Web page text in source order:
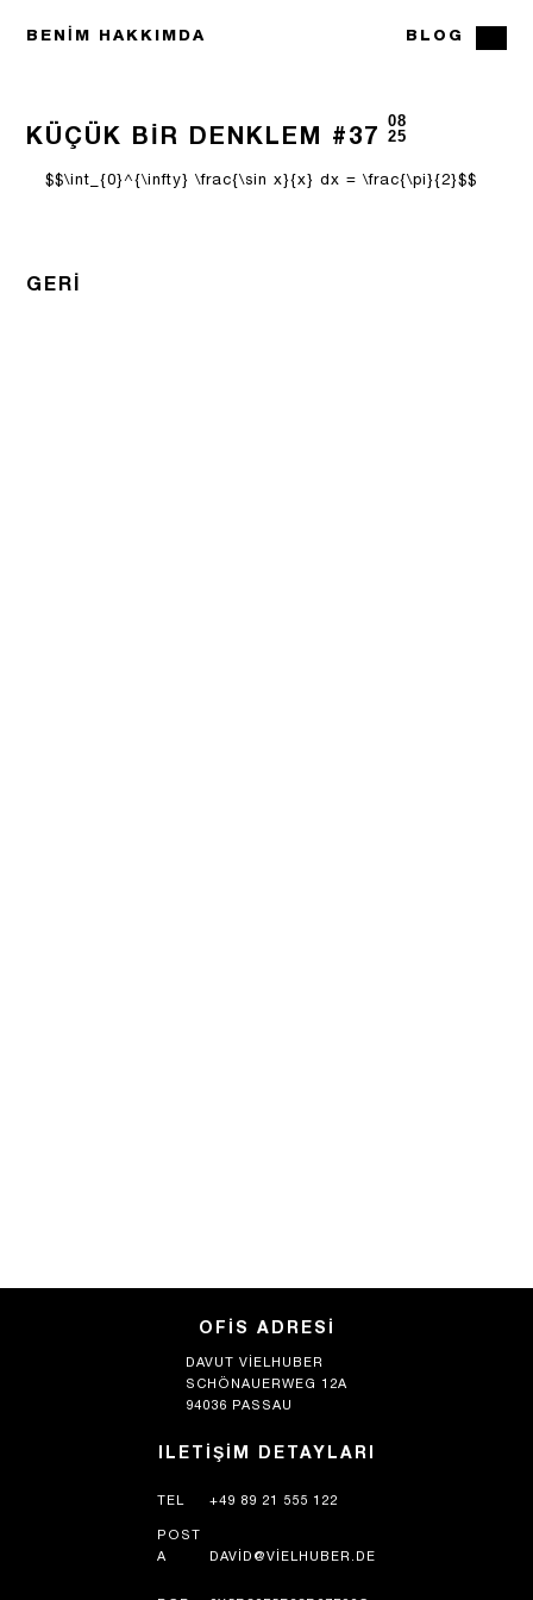
BENIM HAKKIMDA BLOG
KÜÇÜK BIR DENKLEM #37
08
25
$$\int_{0}^{\infty} \frac{\sin x}{x} dx = \frac{\pi}{2}$$
GERI
OFIS ADRESI
DAVUT VIELHUBER
SCHÖNAUERWEG 12A
94036 PASSAU
ILETIŞIM DETAYLARI
TEL +49 89 21 555 122
POST
A
DAVID@VIELHUBER.DE